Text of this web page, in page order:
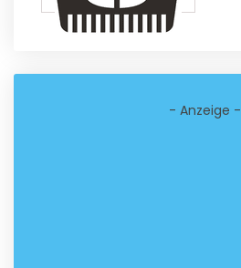
- Anzeige -